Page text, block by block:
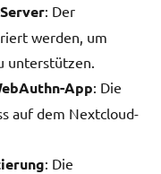
: Der
werden, um
unterstützen.
App: Die
auf dem Nextcloud-
: Die